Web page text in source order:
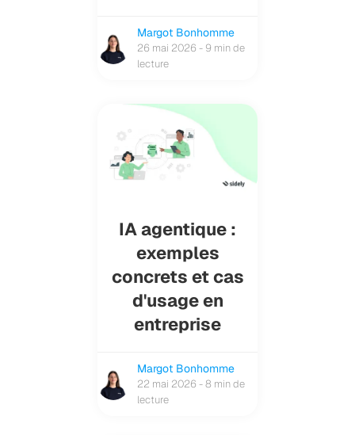
Margot Bonhomme
26 mai 2026 - 9 min de
lecture
IA agentique :
exemples
concrets et cas
d'usage en
entreprise
Margot Bonhomme
22 mai 2026 - 8 min de
lecture